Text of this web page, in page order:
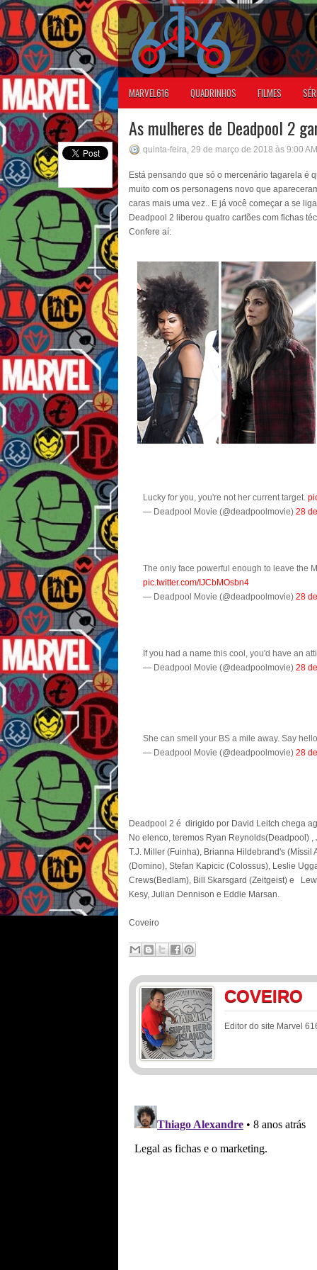
MARVEL616 QUADRINHOS FILMES
As mulheres de Deadpool 2
quinta-feira, 29 de março de 2018 às 9:00 AM
Está pensando que só o mercenário tagarela é
muito com os personagens novo que
caras mais uma vez.. E já você começar a se
Deadpool 2 liberou quatro cartões com fichas
Confere aí:
Lucky for you, you're not her current target.
— Deadpool Movie (@deadpoolmovie) 28
The only face powerful enough to leave the
pic.twitter.com/IJCbMOsbn4
— Deadpool Movie (@deadpoolmovie) 28
If you had a name this cool, you'd have an
— Deadpool Movie (@deadpoolmovie) 28
She can smell your BS a mile away. Say
— Deadpool Movie (@deadpoolmovie) 28
Deadpool 2 é dirigido por David Leitch chega
No elenco, teremos Ryan Reynolds(Deadpool)
T.J. Miller (Fuinha), Brianna Hildebrand's (Míssil
(Domino), Stefan Kapicic (Colossus), Leslie
Crews(Bedlam), Bill Skarsgard (Zeitgeist) e
Kesy, Julian Dennison e Eddie Marsan.
Coveiro
COVEIRO
Editor do site Marvel